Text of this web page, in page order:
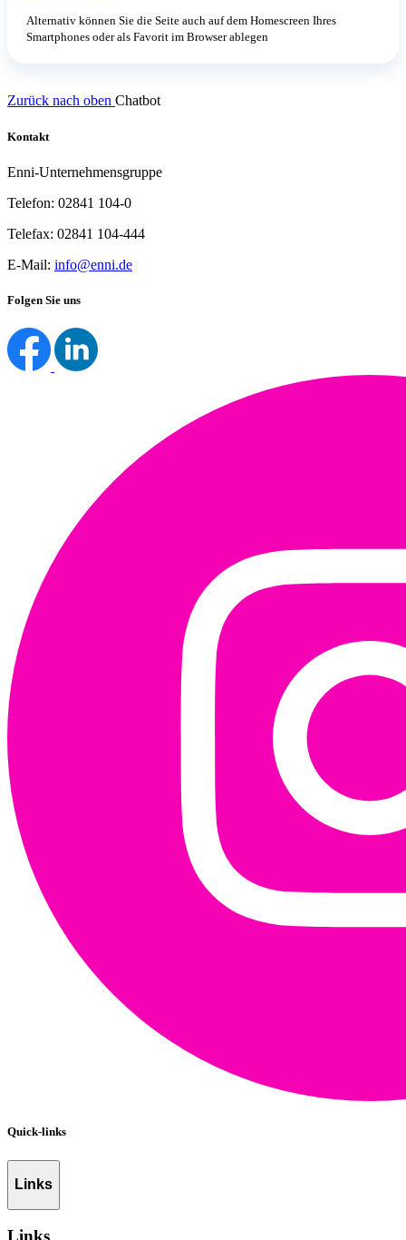
Alternativ können Sie die Seite auch auf dem Homescreen Ihres
Smartphones oder als Favorit im Browser ablegen
Zurück nach oben Chatbot
Kontakt
Enni-Unternehmensgruppe
Telefon: 02841 104-0
Telefax: 02841 104-444
E-Mail: info@enni.de
Folgen Sie uns
Quick-links
Links